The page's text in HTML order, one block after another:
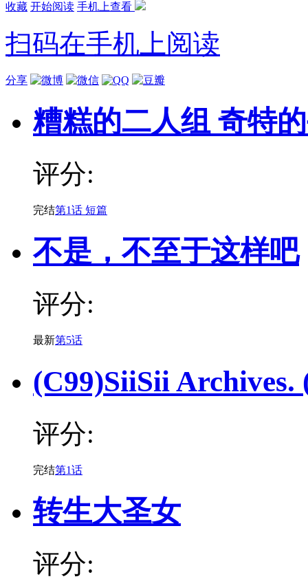
收藏 开始阅读 手机上查看
扫码在手机上阅读
分享
糟糕的二人组 奇特
评分:
完结第1话 短篇
不是，不至于这样吧
评分:
最新第5话
(C99)SiiSii Archives.
评分:
完结第1话
转生大圣女
评分: